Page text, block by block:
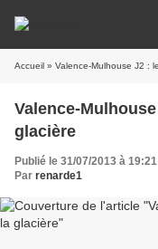
Accueil » Valence-Mulhouse J2 :
Valence-
glacière
Publié le 31/07/2013 à 19:21
Par renarde1